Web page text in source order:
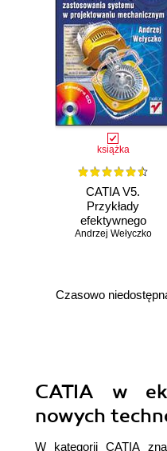
książka
CATIA V5.
Przykłady
efektywnego
zastosowania
Andrzej Wełyczko
Czasowo
CATIA w
nowych
W kategorii CATIA